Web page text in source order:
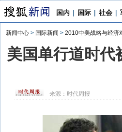
国内 | 国际 | 社会 |
新闻中心 > 国际新闻 > 2010中美战略与经济
美国单行道时代
来源： 时代周报